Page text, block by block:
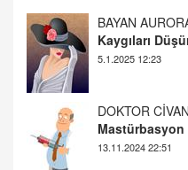
DOKTOR
Mastürbasyon
13.11.2024 22:51
ALİ EFENDİ
Adana At
Cumartesi